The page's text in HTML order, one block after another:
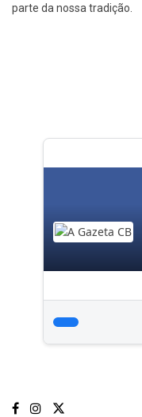
parte da nossa tradição.